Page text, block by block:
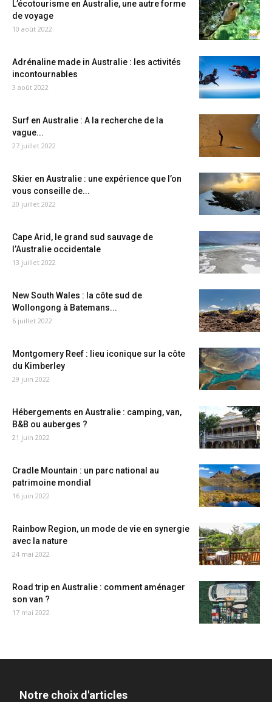
L’écotourisme en Australie, une autre forme
de voyage
10 août 2022
Adrénaline made in Australie : les activités
incontournables
3 août 2022
Surf en Australie : A la recherche de la
vague...
27 juillet 2022
Skier en Australie : une expérience que l’on
vous conseille de...
20 juillet 2022
Cape Arid, le grand sud sauvage de
l’Australie occidentale
13 juillet 2022
New South Wales : la côte sud de
Wollongong à Batemans...
6 juillet 2022
Montgomery Reef : lieu iconique sur la côte
du Kimberley
29 juin 2022
Hébergements en Australie : camping, van,
B&B ou auberges ?
21 juin 2022
Cradle Mountain : un parc national au
patrimoine mondial
16 juin 2022
Rainbow Region, un mode de vie en synergie
avec la nature
24 mai 2022
Road trip en Australie : comment aménager
son van ?
17 mai 2022
Notre choix d'articles